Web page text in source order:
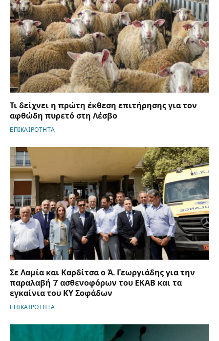
Τι δείχνει η πρώτη έκθεση επιτήρησης για τον
αφθώδη πυρετό στη Λέσβο
ΕΠΙΚΑΙΡΟΤΗΤΑ
Σε Λαμία και Καρδίτσα ο Ά. Γεωργιάδης για την
παραλαβή 7 ασθενοφόρων του ΕΚΑΒ και τα
εγκαίνια του ΚΥ Σοφάδων
ΕΠΙΚΑΙΡΟΤΗΤΑ